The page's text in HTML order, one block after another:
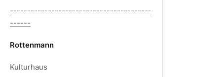
-----------------------------------------
------
Rottenmann
Kulturhaus